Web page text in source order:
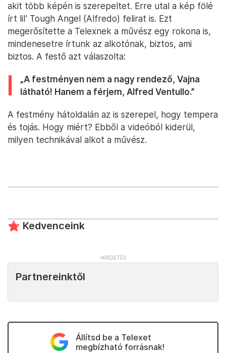
akit több képén is szerepeltet. Erre utal a kép fölé
írt lil’ Tough Angel (Alfredo) felirat is. Ezt
megerősítette a Telexnek a művész egy rokona is,
mindenesetre írtunk az alkotónak, biztos, ami
biztos. A festő azt válaszolta:
„A festményen nem a nagy rendező, Vajna
látható! Hanem a férjem, Alfred Ventullo.”
A festmény hátoldalán az is szerepel, hogy tempera
és tojás. Hogy miért? Ebből a videóból kiderül,
milyen technikával alkot a művész.
Kedvenceink
Partnereinktől
Állítsd be a Telexet
megbízható forrásnak!